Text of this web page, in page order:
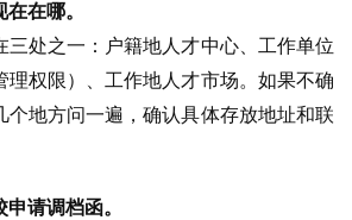
在哪。
三处之一：户籍地人才中心、工作单位
理权限）、工作地人才市场。如果不确
个地方问一遍，确认具体存放地址和联
请调档函。